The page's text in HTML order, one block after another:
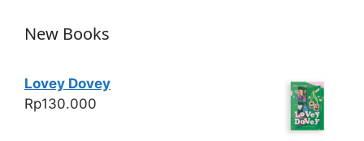
New Books
Lovey Dovey
Rp130.000